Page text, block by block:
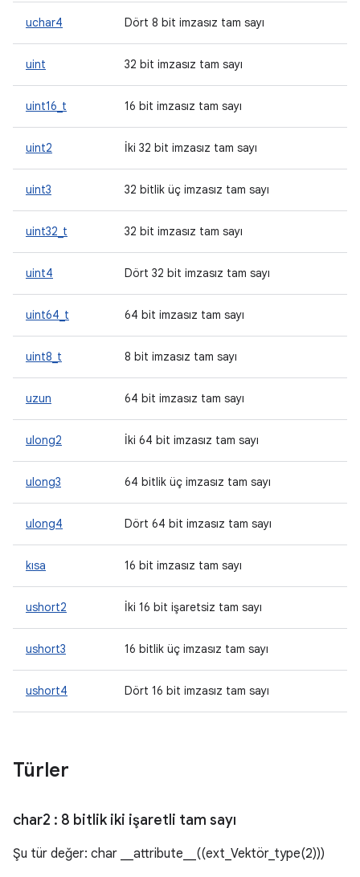
uchar4 Dört 8 bit imzasız tam sayı
uint 32 bit imzasız tam sayı
uint16_t 16 bit imzasız tam sayı
uint2 İki 32 bit imzasız tam sayı
uint3 32 bitlik üç imzasız tam sayı
uint32_t 32 bit imzasız tam sayı
uint4 Dört 32 bit imzasız tam sayı
uint64_t 64 bit imzasız tam sayı
uint8_t 8 bit imzasız tam sayı
uzun 64 bit imzasız tam sayı
ulong2 İki 64 bit imzasız tam sayı
ulong3 64 bitlik üç imzasız tam sayı
ulong4 Dört 64 bit imzasız tam sayı
kısa 16 bit imzasız tam sayı
ushort2 İki 16 bit işaretsiz tam sayı
ushort3 16 bitlik üç imzasız tam sayı
ushort4 Dört 16 bit imzasız tam sayı
Türler
char2 : 8 bitlik iki işaretli tam sayı
Şu tür değer: char __attribute__((ext_Vektör_type(2)))